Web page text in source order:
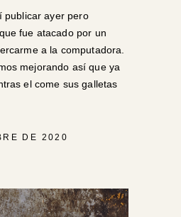
publicar ayer pero
fue atacado por un
a la computadora.
mejorando así que ya
el come sus galletas
DE 2020